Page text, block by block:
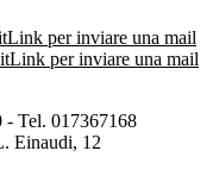
Link per inviare una mail
Link per inviare una mail
Tel. 017367168
Einaudi, 12